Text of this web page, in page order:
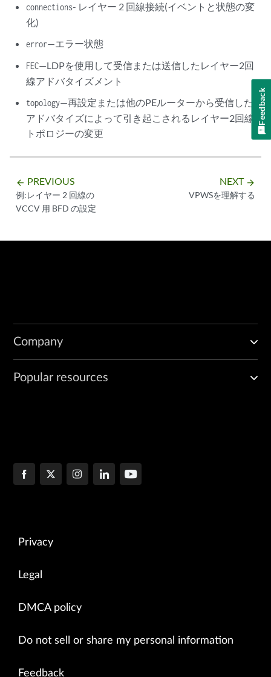
connections- レイヤー 2 回線接続(イベントと状態の変
化)
error—エラー状態
FEC—LDPを使用して受信または送信したレイヤー2回
線アドバタイズメント
topology—再設定または他のPEルーターから受信した
アドバタイズによって引き起こされるレイヤー2回線
トポロジーの変更
arrow_backward PREVIOUS
例:レイヤー 2 回線の
VCCV 用 BFD の設定
NEXT arrow_forward
VPWSを理解する
Company
Popular resources
Privacy
Legal
DMCA policy
Do not sell or share my personal information
Feedback
Feedback